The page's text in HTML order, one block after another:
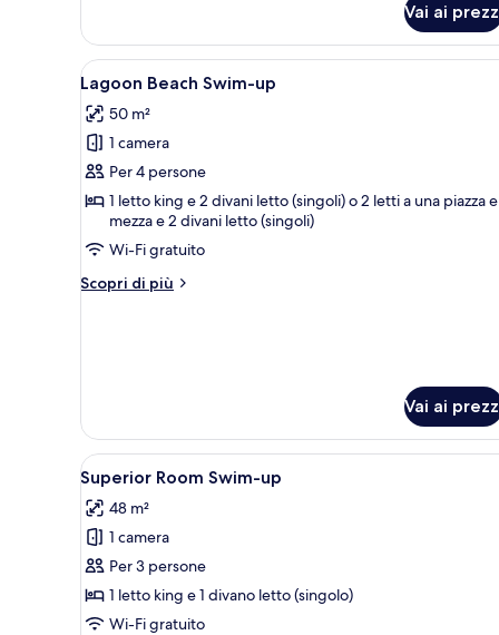
Vai ai
Apri
tutte
le
foto
per
Lagoon
Beach
Swim-
up
Zona piscina con lettini di
5
Lagoon Beach Swim-up
50 m²
1 camera
Per 4 persone
1 letto king e 2 divani letto (singoli) o 2 letti a una piazza e
mezza e 2 divani letto (singoli)
Wi-Fi gratuito
Scopri di più
Altri
Vai ai
Apri
tutte
le
foto
per
Superior
Room
Una moderna camera d'hotel
5
Superior Room Swim-up
48 m²
1 camera
Per 3 persone
1 letto king e 1 divano letto (singolo)
Wi-Fi gratuito